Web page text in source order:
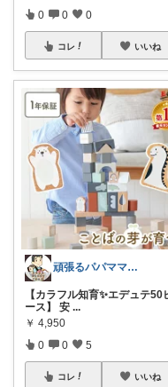
0 0 0
コレ いいね
頑張るパパママ応援隊@育児・子供用品紹介
【カラフル知育✨エデュテ50
ース】 安 ...
￥ 4,950
0 0 5
コレ いいね